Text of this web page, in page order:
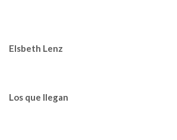
Elsbeth Lenz
Los que llegan